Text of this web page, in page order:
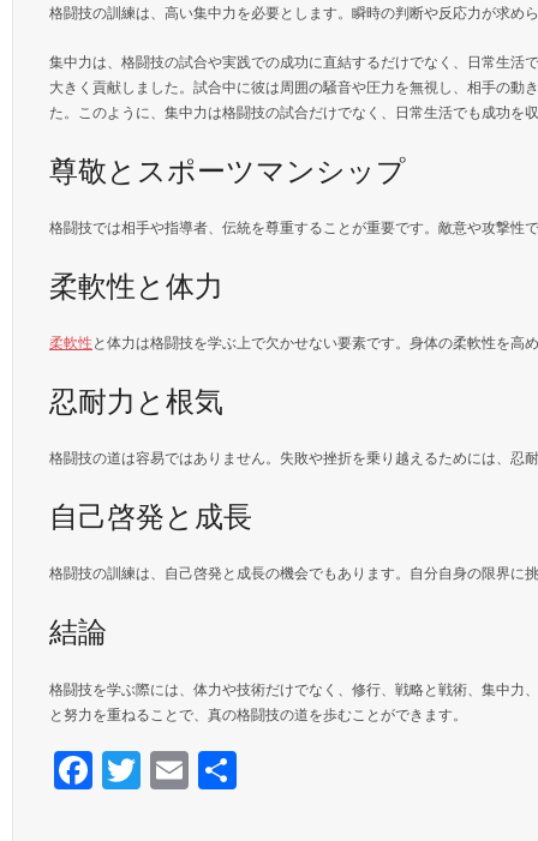
格闘技の訓練は、高い集中力を必要とします。瞬時の判断や反応力が求
集中力は、格闘技の試合や実践での成功に直結するだけでなく、日常生
大きく貢献しました。試合中に彼は周囲の騒音や圧力を無視し、相手の
た。このように、集中力は格闘技の試合だけでなく、日常生活でも成功を
尊敬とスポーツマンシップ
格闘技では相手や指導者、伝統を尊重することが重要です。敵意や攻撃
柔軟性と体力
柔軟性と体力は格闘技を学ぶ上で欠かせない要素です。身体の柔軟性を
忍耐力と根気
格闘技の道は容易ではありません。失敗や挫折を乗り越えるためには、
自己啓発と成長
格闘技の訓練は、自己啓発と成長の機会でもあります。自分自身の限界
結論
格闘技を学ぶ際には、体力や技術だけでなく、修行、戦略と戦術、集中
と努力を重ねることで、真の格闘技の道を歩むことができます。
F
ac
T
w
E
m